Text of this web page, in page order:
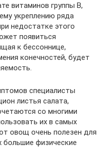
витаминов группы В,
укреплению ряда
недостатке этого
появиться
к бессоннице,
конечностей, будет
специалисты
листья салата,
со многими
их в самых
овощ очень полезен для
физические